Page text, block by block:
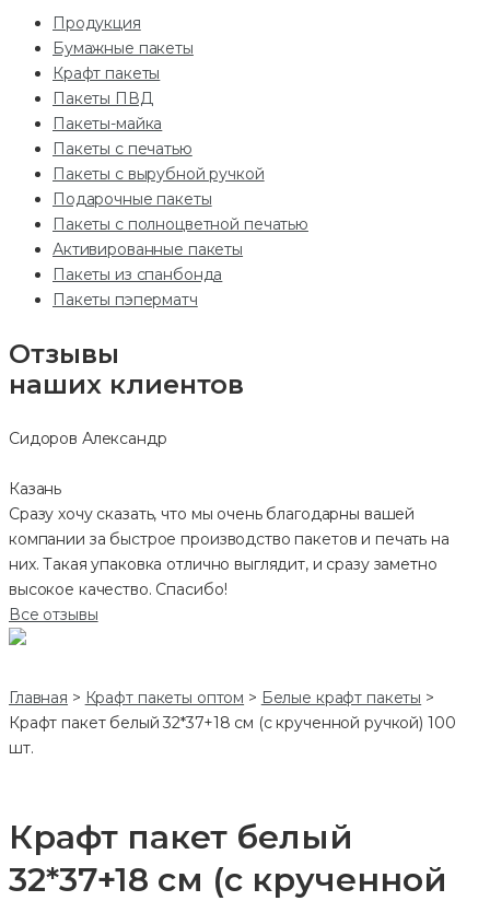
Продукция
Бумажные пакеты
Крафт пакеты
Пакеты ПВД
Пакеты-майка
Пакеты с печатью
Пакеты с вырубной ручкой
Подарочные пакеты
Пакеты с полноцветной печатью
Активированные пакеты
Пакеты из спанбонда
Пакеты пэперматч
Отзывы
наших клиентов
Сидоров Александр
Казань
Сразу хочу сказать, что мы очень благодарны вашей
компании за быстрое производство пакетов и печать на
них. Такая упаковка отлично выглядит, и сразу заметно
высокое качество. Спасибо!
Все отзывы
Главная > Крафт пакеты оптом > Белые крафт пакеты >
Крафт пакет белый 32*37+18 см (с крученной ручкой) 100
шт.
Крафт пакет белый
32*37+18 см (с крученной